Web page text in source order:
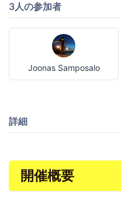
3人の参加者
Joonas Samposalo
詳細
開催概要